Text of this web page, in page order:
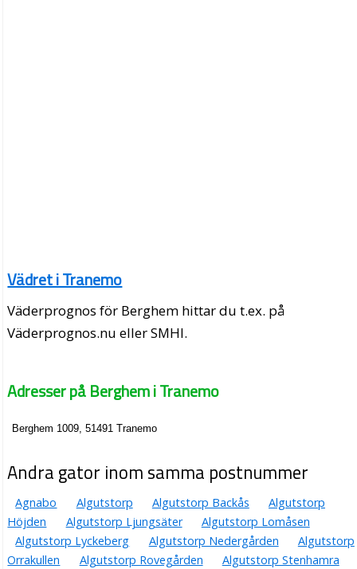
Vädret i Tranemo
Väderprognos för Berghem hittar du t.ex. på
Väderprognos.nu eller SMHI.
Adresser på Berghem i Tranemo
Berghem 1009, 51491 Tranemo
Andra gator inom samma postnummer
Agnabo Algutstorp Algutstorp Backås
Algutstorp
Höjden
Algutstorp Ljungsäter
Algutstorp Lomåsen
Algutstorp Lyckeberg
Algutstorp Nedergården
Algutstorp
Orrakullen
Algutstorp Rovegården
Algutstorp Stenhamra